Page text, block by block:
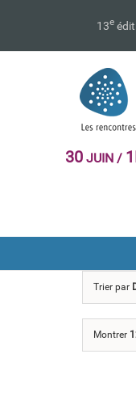
13e
30JUIN /
Trier par
Montrer